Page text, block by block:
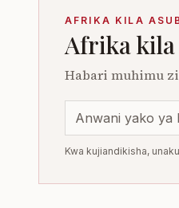
AFRIKA KILA
Afrika
Habari muhimu
Kwa kujiandikisha,